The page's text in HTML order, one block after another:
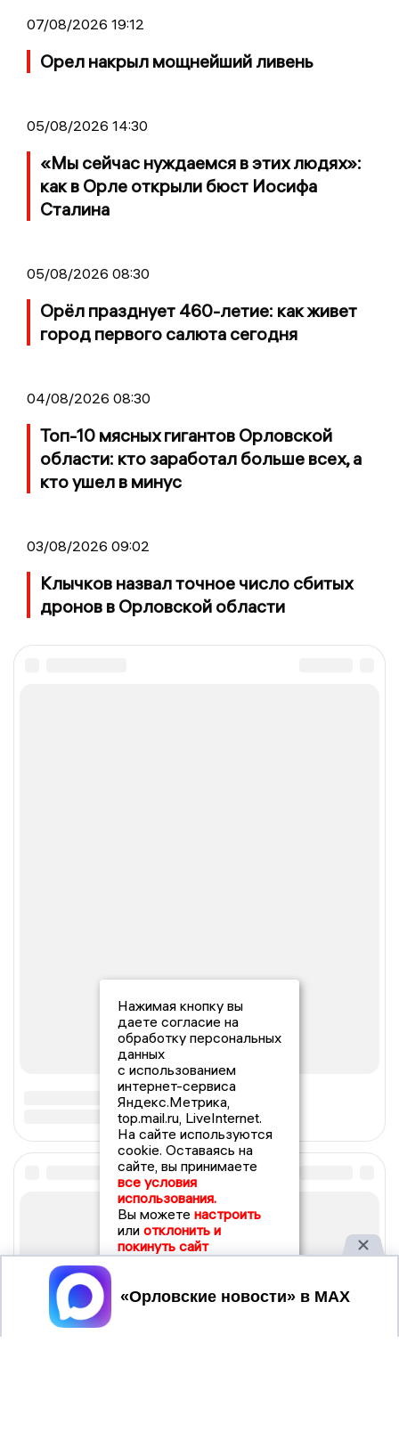
07/08/2026 19:12
Орел накрыл мощнейший ливень
05/08/2026 14:30
«Мы сейчас нуждаемся в этих людях»:
как в Орле открыли бюст Иосифа
Сталина
05/08/2026 08:30
Орёл празднует 460-летие: как живет
город первого салюта сегодня
04/08/2026 08:30
Топ-10 мясных гигантов Орловской
области: кто заработал больше всех, а
кто ушел в минус
03/08/2026 09:02
Клычков назвал точное число сбитых
дронов в Орловской области
Нажимая кнопку вы
даете согласие на
обработку персональных
данных
с использованием
интернет-сервиса
Яндекс.Метрика,
top.mail.ru, LiveInternet.
На сайте используются
cookie. Оставаясь на
сайте, вы принимаете
все условия
использования.
Вы можете настроить
или отклонить и
покинуть сайт
Принять